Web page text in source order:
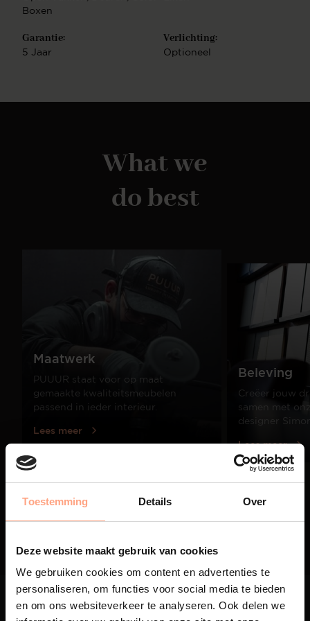
Toestemming Details Over
Deze website maakt gebruik van cookies
We gebruiken cookies om content en advertenties te
personaliseren, om functies voor social media te bieden
en om ons websiteverkeer te analyseren. Ook delen we
stopcontact bij de Cinewall aanwezig is. Houd er
soundbar, TV kastje zoals HDMI of stroomkabels
vooraf aanwezig zijn. Standaard houden wij
rekening met een kabeldoorvoer in het midden van
jouw woonsituatie anders is, neem dan contact op
leverdetails te bespreken. Let op: Wij monteren
geen TV's en/of soundbars en sluiten geen
verlichting van de Cinewall en/of elektrische
interieurstylisten staan altijd voor je klaar om je te
voorzien van persoonlijk advies. Klik hier voor meer
collecties. Neem bijvoorbeeld eens een kijkje bij
ontdek alle mogelijkheden. Ook al deze meubelen
zijn geheel naar wens samen te stellen. Combineer
diverse meubelen uit een collectie en creëer zo een
passend geheel.
Boxen
Garantie:
5 Jaar
Verlichting:
Optioneel
What we
do best
01 /03
Maatwerk
PUUUR staat voor op maat
gemaakte kwaliteitsmeubelen
passend in ieder interieur.
Lees meer
Beleving
Creëer jouw
samen met
designer
Lees meer